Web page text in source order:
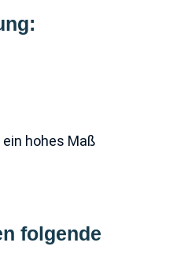
hohes Maß
folgende